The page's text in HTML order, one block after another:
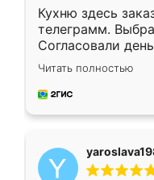
Кухню здесь
телеграмм.
Согласовали
недели кухня
довольны
мебель за
Читать полностью